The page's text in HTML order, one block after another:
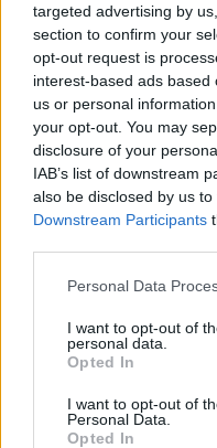
targeted advertising by
section to confirm your
opt-out request is
interest-based ads
us or personal
your opt-out. You may
disclosure of your
IAB’s list of downstream
also be disclosed by us
Downstream Participants
Please note that this
not limited to your visit or
grant or deny consent to
use your data for below
consent section.
Personal Data
I want to opt-out of
personal data.
Opted In
I want to opt-out of
Personal Data.
Opted In
Πήρε προθεσμία για να
ελεύθερη η 62χρονη
Βοιωτία για να
Η γυναίκα είχε
μικρό όνομα
22.09.2025, 14:56 27